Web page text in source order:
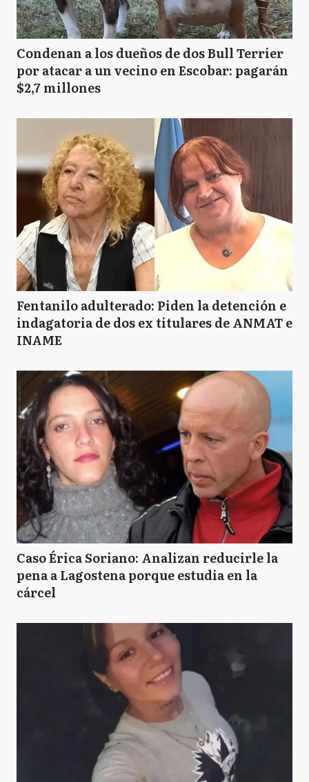
Condenan a los dueños de dos Bull Terrier
por atacar a un vecino en Escobar: pagarán
$2,7 millones
Fentanilo adulterado: Piden la detención e
indagatoria de dos ex titulares de ANMAT e
INAME
Caso Érica Soriano: Analizan reducirle la
pena a Lagostena porque estudia en la
cárcel